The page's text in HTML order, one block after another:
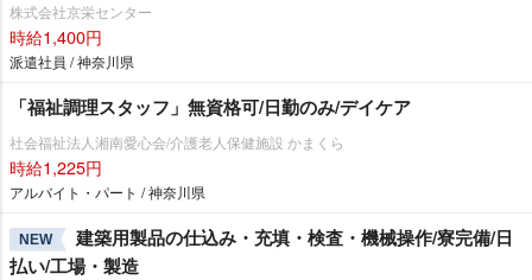
株式会社京栄センター
時給1,400円
派遣社員 / 神奈川県
「福祉調理スタッフ」無資格可/日勤のみ/デイケア
社会福祉法人湘南愛心会/介護老人保健施設 かまくら
時給1,225円
アルバイト・パート / 神奈川県
NEW
建築用製品の仕込み・充填・検査・機械操作/寮完備/日
払い/工場・製造